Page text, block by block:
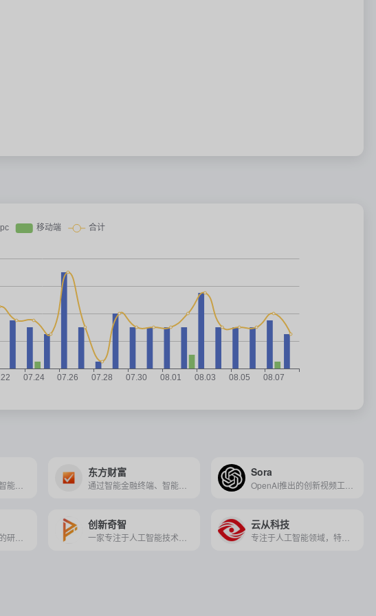
专注于医疗影像人工智能技术的研发与应用，致力于提升医学影像诊断的效率和准确性。
东方财富
通过智能金融终端、智能投研、智能化营销等创新应用，推动金融业务智能化转型，提升用户体验和服务质量。
Sora
专注于自动驾驶技术的研发与应用，致力于提供安全、高效的自动驾驶出行解决方案。
创新奇智
一家专注于人工智能技术的企业，提供机器视觉、自然语言处理等核心技术的产品和服务，助力多个行业的数字化转型与智能化升级。
云从科技